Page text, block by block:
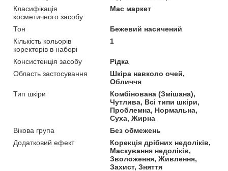
Класифікація
косметичного засобу
Мас маркет
Тон
Бежевий насичений
Кількість кольорів
коректорів в наборі
1
Консистенція засобу
Рідка
Область застосування
Шкіра навколо очей,
Обличчя
Тип шкіри
Комбінована (Змішана),
Чутлива, Всі типи шкіри,
Проблемна, Нормальна,
Суха, Жирна
Вікова група
Без обмежень
Додатковий ефект
Корекція дрібних недоліків,
Маскування недоліків,
Зволоження, Живлення,
Захист, Зняття